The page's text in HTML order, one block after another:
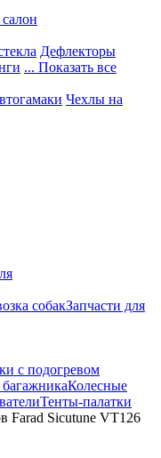
Дефлекторы
... Показать все
Чехлы на
собакЗапчасти для
с подогревом
Колесные
Тенты-палатки
Farad Sicutune VT126